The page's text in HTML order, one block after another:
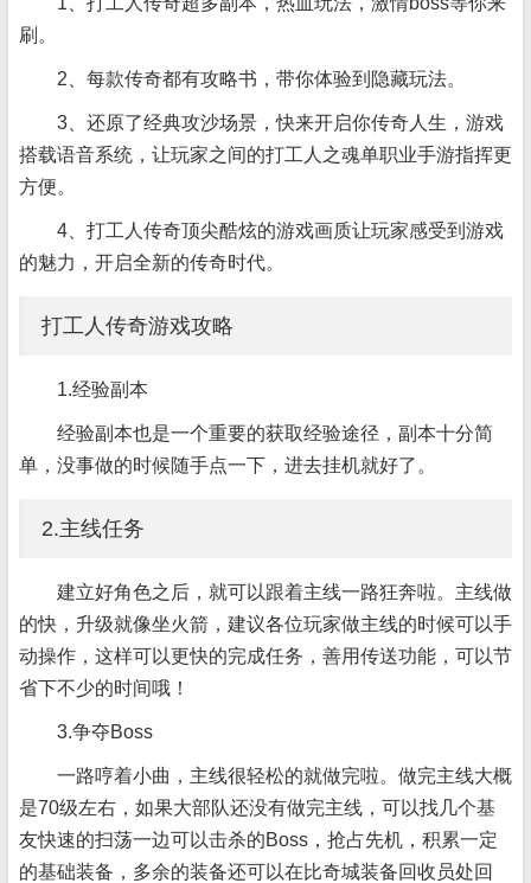
刷。
2、每款传奇都有攻略书，带你体验到隐藏玩法。
3、还原了经典攻沙场景，快来开启你传奇人生，游戏
搭载语音系统，让玩家之间的打工人之魂单职业手游指挥更
方便。
4、打工人传奇顶尖酷炫的游戏画质让玩家感受到游戏
的魅力，开启全新的传奇时代。
打工人传奇游戏攻略
1.经验副本
经验副本也是一个重要的获取经验途径，副本十分简
单，没事做的时候随手点一下，进去挂机就好了。
2.主线任务
建立好角色之后，就可以跟着主线一路狂奔啦。主线做
的快，升级就像坐火箭，建议各位玩家做主线的时候可以手
动操作，这样可以更快的完成任务，善用传送功能，可以节
省下不少的时间哦！
3.争夺Boss
一路哼着小曲，主线很轻松的就做完啦。做完主线大概
是70级左右，如果大部队还没有做完主线，可以找几个基
友快速的扫荡一边可以击杀的Boss，抢占先机，积累一定
的基础装备，多余的装备还可以在比奇城装备回收员处回